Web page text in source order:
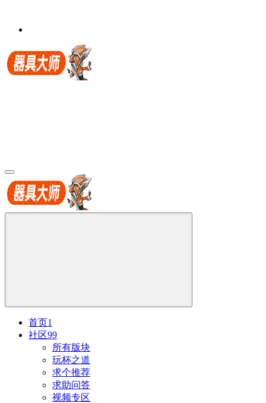
首页1
社区99
所有版块
玩杯之道
求个推荐
求助问答
视频专区